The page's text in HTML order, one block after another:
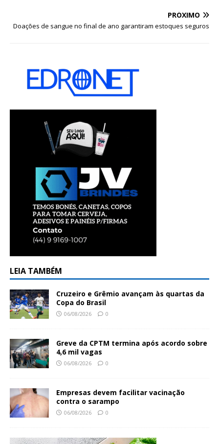
PRÓXIMO
Doações de sangue no final de ano garantiram estoques seguros
LEIA TAMBÉM
Cruzeiro e Grêmio avançam às quartas da
Copa do Brasil
06/08/2026 0
Greve da CPTM termina após acordo sobre
4,6 mil vagas
06/08/2026 0
Empresas devem facilitar vacinação
contra o sarampo
06/08/2026 0